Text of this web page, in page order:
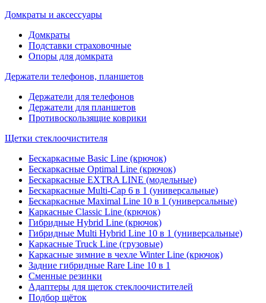
Домкраты и аксессуары
Домкраты
Подставки страховочные
Опоры для домкрата
Держатели телефонов, планшетов
Держатели для телефонов
Держатели для планшетов
Противоскользящие коврики
Щетки стеклоочистителя
Бескаркасные Basic Line (крючок)
Бескаркасные Optimal Line (крючок)
Бескаркасные EXTRA LINE (модельные)
Бескаркасные Multi-Cap 6 в 1 (универсальные)
Бескаркасные Maximal Line 10 в 1 (универсальные)
Каркасные Classic Line (крючок)
Гибридные Hybrid Line (крючок)
Гибридные Multi Hybrid Line 10 в 1 (универсальные)
Каркасные Truck Line (грузовые)
Каркасные зимние в чехле Winter Line (крючок)
Задние гибридные Rare Line 10 в 1
Сменные резинки
Адаптеры для щеток стеклоочистителей
Подбор щёток